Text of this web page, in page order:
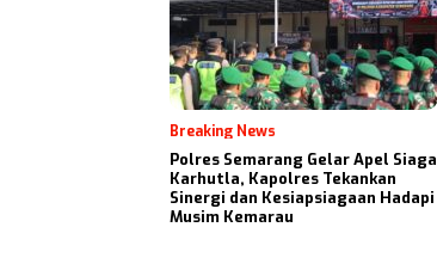
Breaking News
Polres Semarang Gelar Apel Siaga
Karhutla, Kapolres Tekankan
Sinergi dan Kesiapsiagaan Hadapi
Musim Kemarau